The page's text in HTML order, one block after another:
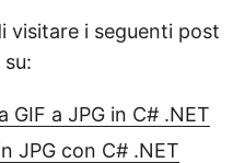
visitare i seguenti post
GIF a JPG in C# .NET
JPG con C# .NET